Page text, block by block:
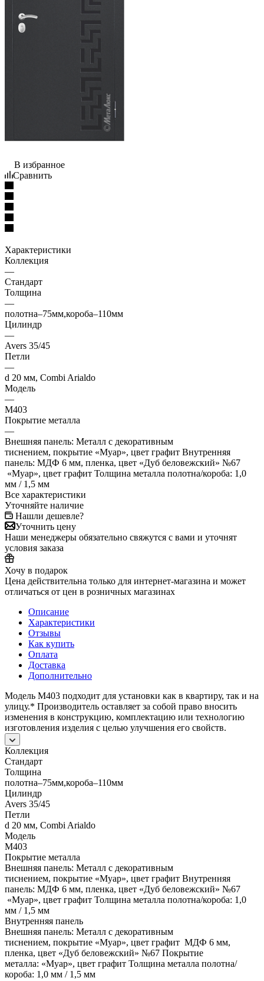
В избранное
Сравнить
Характеристики
Коллекция
—
Стандарт
Толщина
—
полотна–75мм,короба–110мм
Цилиндр
—
Avers 35/45
Петли
—
d 20 мм, Combi Arialdo
Модель
—
М403
Покрытие металла
—
Внешняя панель: Металл с декоративным
тиснением, покрытие «Муар», цвет графит Внутренняя
панель: МДФ 6 мм, пленка, цвет «Дуб беловежский» №67
«Муар», цвет графит Толщина металла полотна/короба: 1,0
мм / 1,5 мм
Все характеристики
Уточняйте наличие
Нашли дешевле?
Уточнить цену
Наши менеджеры обязательно свяжутся с вами и уточнят
условия заказа
Хочу в подарок
Цена действительна только для интернет-магазина и может
отличаться от цен в розничных магазинах
Описание
Характеристики
Отзывы
Как купить
Оплата
Доставка
Дополнительно
Модель М403 подходит для установки как в квартиру, так и на
улицу.* Производитель оставляет за собой право вносить
изменения в конструкцию, комплектацию или технологию
изготовления изделия с целью улучшения его свойств.
Коллекция
Стандарт
Толщина
полотна–75мм,короба–110мм
Цилиндр
Avers 35/45
Петли
d 20 мм, Combi Arialdo
Модель
М403
Покрытие металла
Внешняя панель: Металл с декоративным
тиснением, покрытие «Муар», цвет графит Внутренняя
панель: МДФ 6 мм, пленка, цвет «Дуб беловежский» №67
«Муар», цвет графит Толщина металла полотна/короба: 1,0
мм / 1,5 мм
Внутренняя панель
Внешняя панель: Металл с декоративным
тиснением, покрытие «Муар», цвет графит МДФ 6 мм,
пленка, цвет «Дуб беловежский» №67 Покрытие
металла: «Муар», цвет графит Толщина металла полотна/
короба: 1,0 мм / 1,5 мм